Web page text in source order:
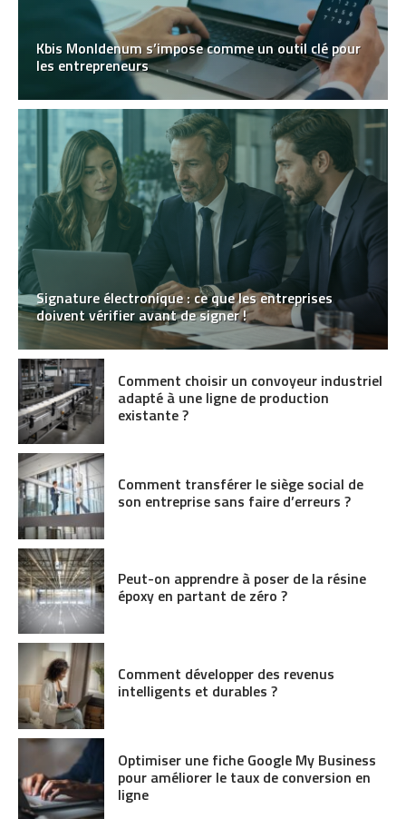
Kbis MonIdenum s’impose comme un outil clé pour
les entrepreneurs
Signature électronique : ce que les entreprises
doivent vérifier avant de signer !
Comment choisir un convoyeur industriel
adapté à une ligne de production
existante ?
Comment transférer le siège social de
son entreprise sans faire d’erreurs ?
Peut-on apprendre à poser de la résine
époxy en partant de zéro ?
Comment développer des revenus
intelligents et durables ?
Optimiser une fiche Google My Business
pour améliorer le taux de conversion en
ligne